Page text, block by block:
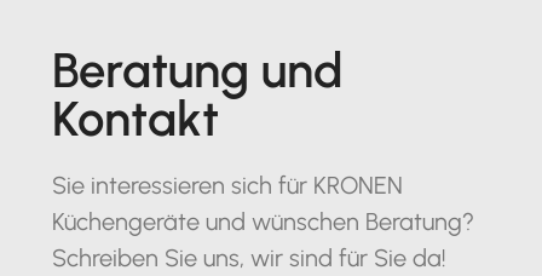
Beratung und
Kontakt
Sie interessieren sich für KRONEN
Küchengeräte und wünschen Beratung?
Schreiben Sie uns, wir sind für Sie da!